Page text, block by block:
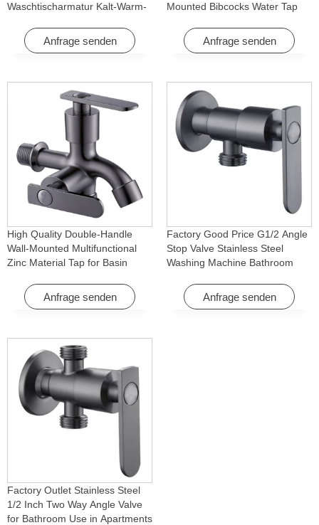
Waschtischarmatur Kalt-Warm-
Hotel & Wohnung
Anfrage senden
Mounted Bibcocks Water Tap
Anfrage senden
High Quality Double-Handle
Wall-Mounted Multifunctional
Zinc Material Tap for Basin
Homes
Anfrage senden
Factory Good Price G1/2 Angle
Stop Valve Stainless Steel
Washing Machine Bathroom
Apartments & Hotels
Anfrage senden
Factory Outlet Stainless Steel
1/2 Inch Two Way Angle Valve
for Bathroom Use in Apartments